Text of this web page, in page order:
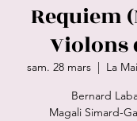
Requiem
Violons
sam. 28 mars
  |
La
Bernard
Magali Simard-